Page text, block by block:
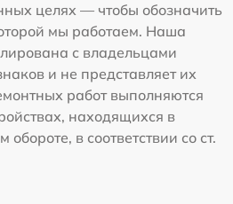
целях — чтобы обозначить
мы работаем. Наша
с владельцами
и не представляет их
работ выполняются
находящихся в
в соответствии со ст.